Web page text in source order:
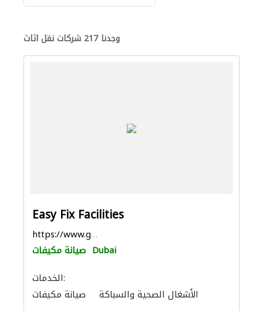
وجدنا 217 شركات نقل اثاث
Easy Fix Facilities
https://www.google.com/maps/place/EasyFix+Faciliti...
صيانة مكيفات Dubai
الخدمات:
صيانة مكيفات
الأشغال الصحية والسباكة